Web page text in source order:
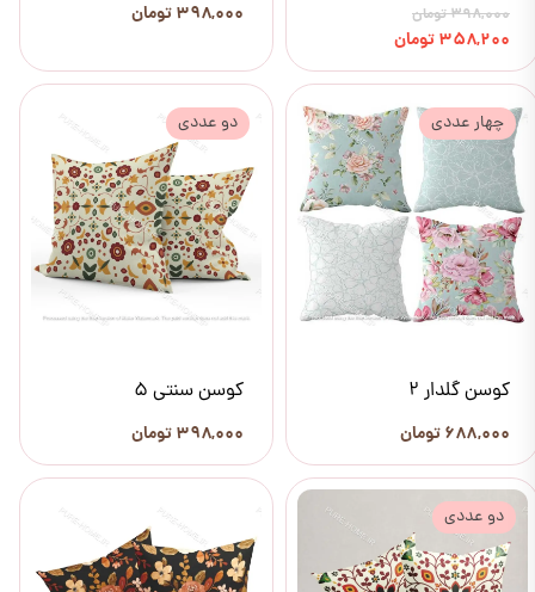
۳۹۸,۰۰۰ تومان
۳۵۸,۲۰۰ تومان
۳۹۸,۰۰۰ تومان
کوسن گلدار 2
۶۸۸,۰۰۰ تومان
چهار عددی
کوسن سنتی 5
۳۹۸,۰۰۰ تومان
دو عددی
دو عددی